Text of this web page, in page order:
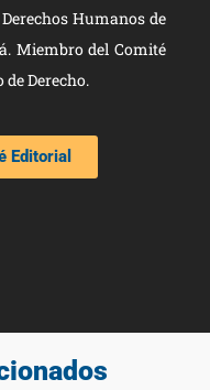
Humanos de
Miembro del Comité
Derecho.
Editorial